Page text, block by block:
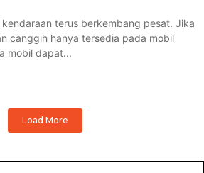
terus berkembang pesat. Jika
canggih hanya tersedia pada mobil
mobil dapat...
Load More